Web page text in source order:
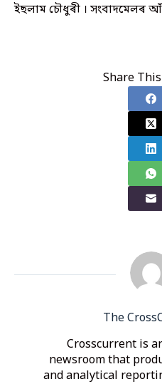
ইছলাম চৌধুৰী । সংবাদমেলৰ
Share
The
Crosscurrent is
newsroom that
and analytical